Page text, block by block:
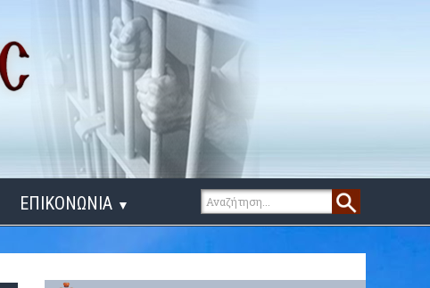
ΕΠΙΚΟΝΩΝΙΑ ▼